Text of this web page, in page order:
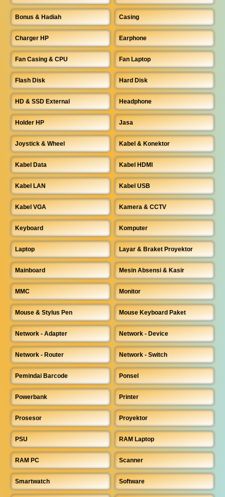
Bonus & Hadiah Casing
Charger HP Earphone
Fan Casing & CPU Fan Laptop
Flash Disk Hard Disk
HD & SSD External Headphone
Holder HP Jasa
Joystick & Wheel Kabel & Konektor
Kabel Data Kabel HDMI
Kabel LAN Kabel USB
Kabel VGA Kamera & CCTV
Keyboard Komputer
Laptop Layar & Braket Proyektor
Mainboard Mesin Absensi & Kasir
MMC Monitor
Mouse & Stylus Pen Mouse Keyboard Paket
Network - Adapter Network - Device
Network - Router Network - Switch
Pemindai Barcode Ponsel
Powerbank Printer
Prosesor Proyektor
PSU RAM Laptop
RAM PC Scanner
Smartwatch Software